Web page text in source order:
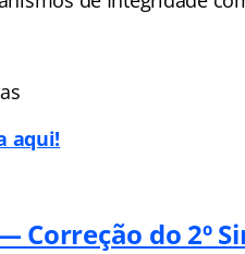
aqui!
Correção do 2º